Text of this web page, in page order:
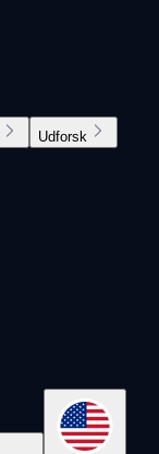
Udforsk